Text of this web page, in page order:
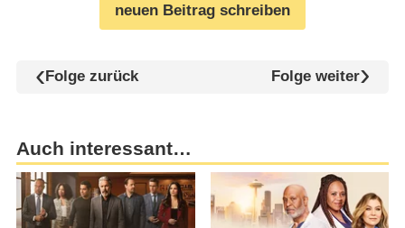
neuen Beitrag schreiben
Folge zurück Folge weiter
Auch interessant…